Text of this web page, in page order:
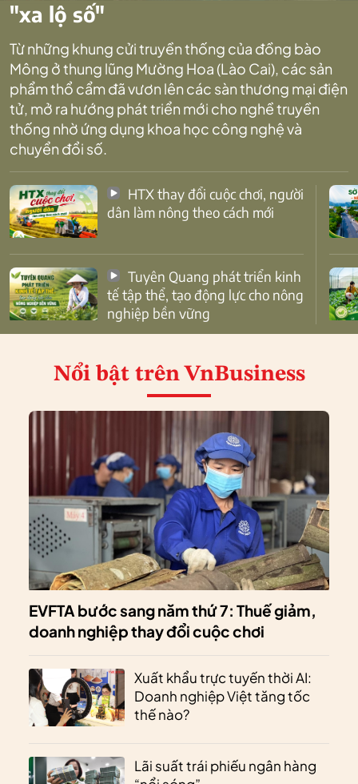
"xa lộ số"
Từ những khung cửi truyền thống của đồng bào
Mông ở thung lũng Mường Hoa (Lào Cai), các sản
phẩm thổ cẩm đã vươn lên các sàn thương mại điện
tử, mở ra hướng phát triển mới cho nghề truyền
thống nhờ ứng dụng khoa học công nghệ và
chuyển đổi số.
dân làm nông theo cách mới
tế tập thể, tạo động lực cho nông
nghiệp bền vững
Nổi bật trên VnBusiness
EVFTA bước sang năm thứ 7: Thuế giảm,
doanh nghiệp thay đổi cuộc chơi
Xuất khẩu trực tuyến thời AI:
Doanh nghiệp Việt tăng tốc
thế nào?
Lãi suất trái phiếu ngân hàng